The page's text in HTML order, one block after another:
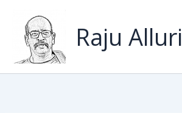
content
Raju Alluri